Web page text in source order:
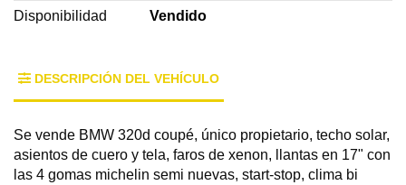
Disponibilidad Vendido
DESCRIPCIÓN DEL VEHÍCULO
Se vende BMW 320d coupé, único propietario, techo solar,
asientos de cuero y tela, faros de xenon, llantas en 17" con
las 4 gomas michelin semi nuevas, start-stop, clima bi